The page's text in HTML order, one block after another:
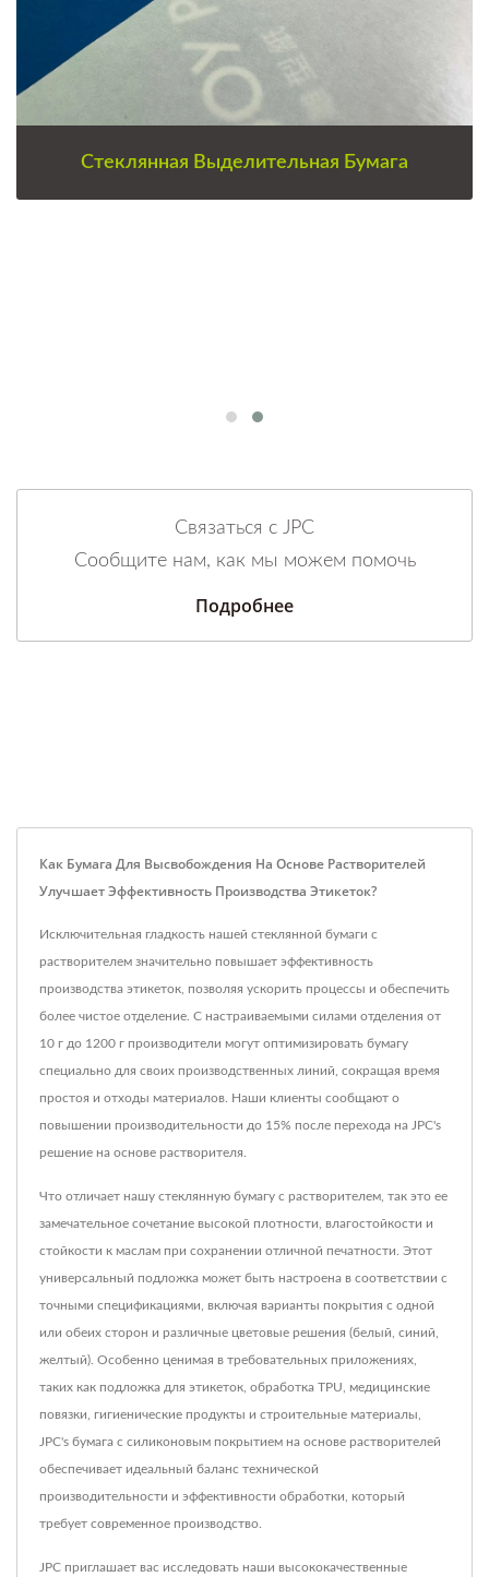
Стеклянная Выделительная Бумага
Связаться с JPC
Сообщите нам, как мы можем помочь
Подробнее
Как Бумага Для Высвобождения На Основе Растворителей
Улучшает Эффективность Производства Этикеток?
Исключительная гладкость нашей стеклянной бумаги с
растворителем значительно повышает эффективность
производства этикеток, позволяя ускорить процессы и обеспечить
более чистое отделение. С настраиваемыми силами отделения от
10 г до 1200 г производители могут оптимизировать бумагу
специально для своих производственных линий, сокращая время
простоя и отходы материалов. Наши клиенты сообщают о
повышении производительности до 15% после перехода на JPC's
решение на основе растворителя.
Что отличает нашу стеклянную бумагу с растворителем, так это ее
замечательное сочетание высокой плотности, влагостойкости и
стойкости к маслам при сохранении отличной печатности. Этот
универсальный подложка может быть настроена в соответствии с
точными спецификациями, включая варианты покрытия с одной
или обеих сторон и различные цветовые решения (белый, синий,
желтый). Особенно ценимая в требовательных приложениях,
таких как подложка для этикеток, обработка TPU, медицинские
повязки, гигиенические продукты и строительные материалы,
JPC's бумага с силиконовым покрытием на основе растворителей
обеспечивает идеальный баланс технической
производительности и эффективности обработки, который
требует современное производство.
JPC приглашает вас исследовать наши высококачественные